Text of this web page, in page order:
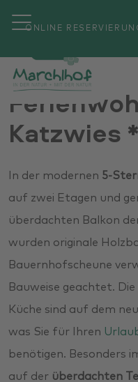
ONLINE
Katzwies
In der modernen 5-
auf zwei Etagen und
überdachten Balkon
wurden originale
Bauernhofscheune
Bauweise geachtet. Die
Küche sind auf dem
was Sie für Ihren
benötigen. Besonders
auf der überdachten